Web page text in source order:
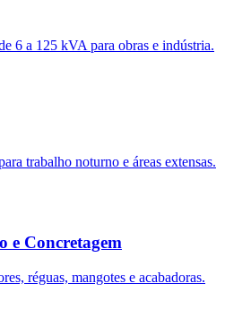
6 a 125 kVA para obras e indústria.
trabalho noturno e áreas extensas.
e Concretagem
réguas, mangotes e acabadoras.